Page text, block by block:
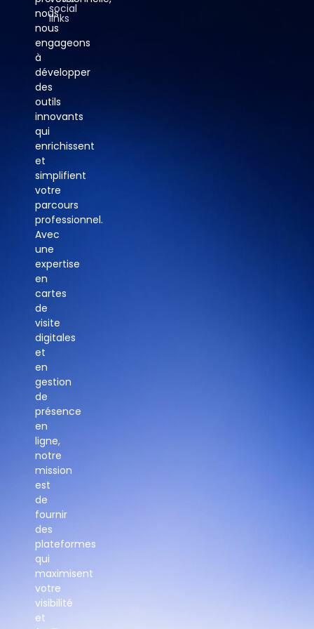
nous
nous
engageons
à
développer
des
outils
innovants
qui
enrichissent
et
simplifient
votre
parcours
professionnel.
Avec
une
expertise
en
cartes
de
visite
digitales
et
en
gestion
de
présence
en
ligne,
notre
mission
est
de
fournir
des
plateformes
qui
maximisent
votre
visibilité
et
social
links